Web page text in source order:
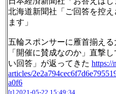
北海道新聞社「ご回答を控え
ます」
五輪スポンサーに雁首揃える
「開催に賛成なのか」直撃
い回答」が返ってきた https://
articles/
a0f6
[t] 2021-05-22 15:49:34